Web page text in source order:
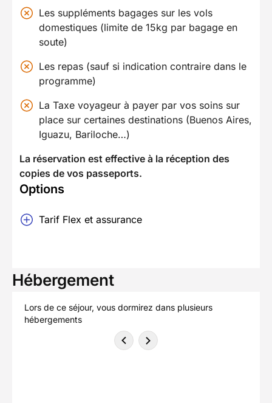
Les suppléments bagages sur les vols
domestiques (limite de 15kg par bagage en
soute)
Les repas (sauf si indication contraire dans le
programme)
La Taxe voyageur à payer par vos soins sur
place sur certaines destinations (Buenos Aires,
Iguazu, Bariloche…)
La réservation est effective à la réception des
copies de vos passeports.
Options
Tarif Flex et assurance
Hébergement
Lors de ce séjour, vous dormirez dans plusieurs
hébergements